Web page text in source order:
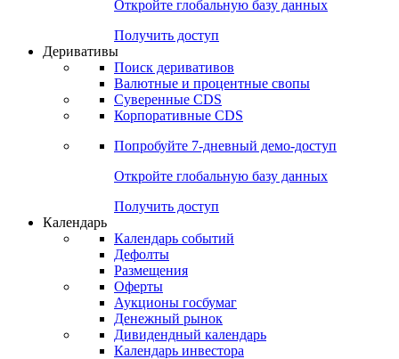
Откройте глобальную базу данных
Получить доступ
Деривативы
Поиск деривативов
Валютные и процентные свопы
Суверенные CDS
Корпоративные CDS
Попробуйте 7-дневный демо-доступ
Откройте глобальную базу данных
Получить доступ
Календарь
Календарь событий
Дефолты
Размещения
Оферты
Аукционы госбумаг
Денежный рынок
Дивидендный календарь
Календарь инвестора